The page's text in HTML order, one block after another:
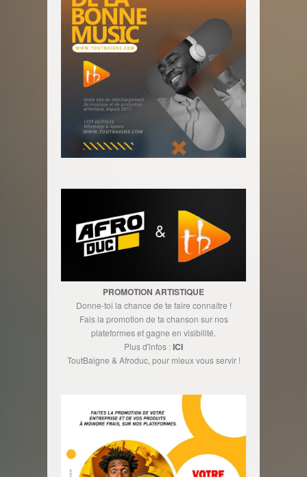
PROMOTION ARTISTIQUE
Donne-toi la chance de te faire connaître !
Fais la promotion de ta chanson sur nos
plateformes et gagne en visibilité.
Plus d'infos :ICI
ToutBaigne & Afroduc, pour mieux vous servir !